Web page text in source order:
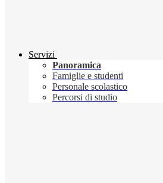
Servizi
Panoramica
Famiglie e studenti
Personale scolastico
Percorsi di studio